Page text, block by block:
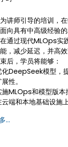
讲师引导的培训，在
向具有中高级经验
通过现代MLOps实
，减少延迟，并高效
后，学员将能够：
化DeepSeek模型，
性。
施MLOps和模型版本
云端和本地基础设施
效监控、维护和扩展
...